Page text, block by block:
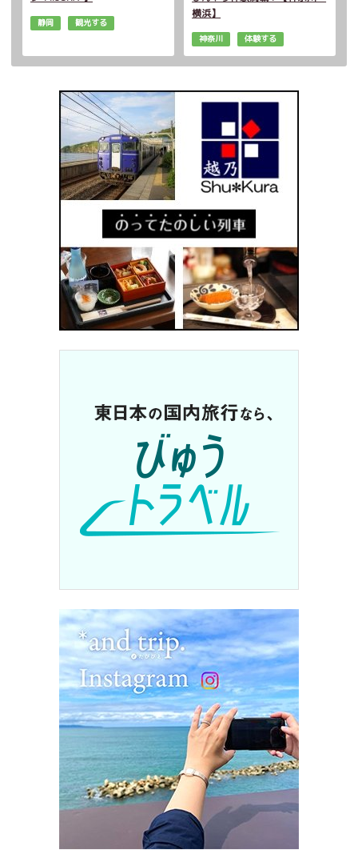
静岡 観光する
横浜】
神奈川 体験する